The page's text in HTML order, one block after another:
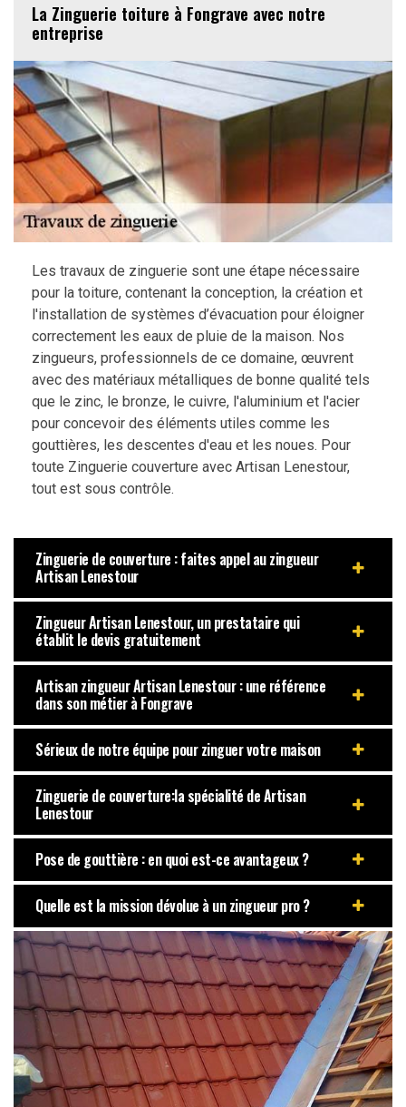
La Zinguerie toiture à Fongrave avec notre
entreprise
Les travaux de zinguerie sont une étape nécessaire
pour la toiture, contenant la conception, la création et
l'installation de systèmes d’évacuation pour éloigner
correctement les eaux de pluie de la maison. Nos
zingueurs, professionnels de ce domaine, œuvrent
avec des matériaux métalliques de bonne qualité tels
que le zinc, le bronze, le cuivre, l'aluminium et l'acier
pour concevoir des éléments utiles comme les
gouttières, les descentes d'eau et les noues. Pour
toute Zinguerie couverture avec Artisan Lenestour,
tout est sous contrôle.
Zinguerie de couverture : faites appel au zingueur
Artisan Lenestour
Zingueur Artisan Lenestour, un prestataire qui
établit le devis gratuitement
Artisan zingueur Artisan Lenestour : une référence
dans son métier à Fongrave
Sérieux de notre équipe pour zinguer votre maison
Zinguerie de couverture:la spécialité de Artisan
Lenestour
Pose de gouttière : en quoi est-ce avantageux ?
Quelle est la mission dévolue à un zingueur pro ?